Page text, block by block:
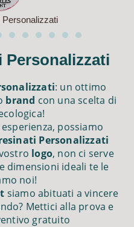
: un ottimo
brand con una scelta di
possiamo
Personalizzati
logo, non ci serve
dimensioni ideali te le
noi!
siamo abituati a vincere
Mettici alla prova e
gratuito